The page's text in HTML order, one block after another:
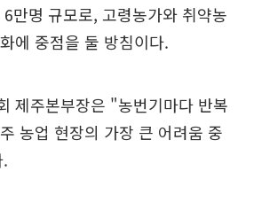
만명 규모로, 고령농가와 취약농
에 중점을 둘 방침이다.
제주본부장은 "농번기마다 반복
농업 현장의 가장 큰 어려움 중